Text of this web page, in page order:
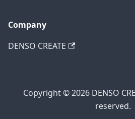
Company
DENSO CREATE
Copyright © 2026 DENSO
reserved.